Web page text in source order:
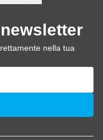
nella tua